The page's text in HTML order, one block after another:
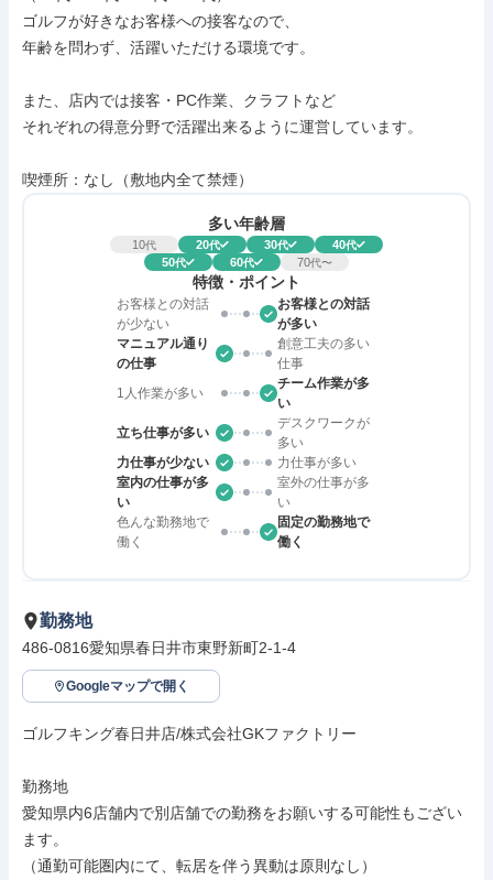
ゴルフが好きなお客様への接客なので、
年齢を問わず、活躍いただける環境です。
また、店内では接客・PC作業、クラフトなど
それぞれの得意分野で活躍出来るように運営しています。
喫煙所：なし（敷地内全て禁煙）
多い年齢層
10代 20代 30代 40代
50代 60代 70代〜
特徴・ポイント
お客様との対話
が少ない
お客様との対話
が多い
マニュアル通り
の仕事
創意工夫の多い
仕事
1人作業が多い
チーム作業が多
い
立ち仕事が多い
デスクワークが
多い
力仕事が少ない
力仕事が多い
室内の仕事が多
い
室外の仕事が多
い
色んな勤務地で
働く
固定の勤務地で
働く
勤務地
486-0816愛知県春日井市東野新町2-1-4
Googleマップで開く
ゴルフキング春日井店/株式会社GKファクトリー
勤務地
愛知県内6店舗内で別店舗での勤務をお願いする可能性もござい
ます。
（通勤可能圏内にて、転居を伴う異動は原則なし）